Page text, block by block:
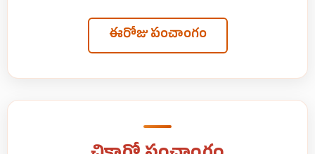
ఈరోజు పంచాంగం